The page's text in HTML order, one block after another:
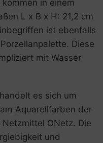
in einem
L x B x H: 21,2 cm
ist ebenfalls
Diese
mit Wasser
es sich um
Aquarellfarben der
ONetz. Die
und